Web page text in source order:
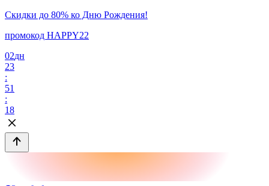
Скидки до 80% ко Дню Рождения!
промокод HAPPY22
02дн
23
:
51
:
18